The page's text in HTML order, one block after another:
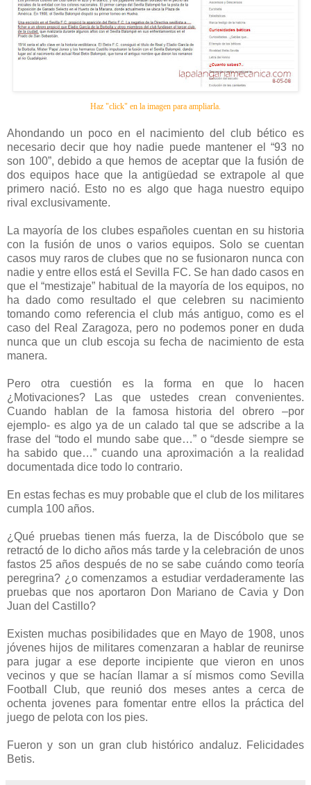
Haz "click" en la imagen para ampliarla.
Ahondando un poco en el nacimiento del club bético es
necesario decir que hoy nadie puede mantener el “93 no
son 100”, debido a que hemos de aceptar que la fusión de
dos equipos hace que la antigüedad se extrapole al que
primero nació. Esto no es algo que haga nuestro equipo
rival exclusivamente.
La mayoría de los clubes españoles cuentan en su historia
con la fusión de unos o varios equipos. Solo se cuentan
casos muy raros de clubes que no se fusionaron nunca con
nadie y entre ellos está el Sevilla FC. Se han dado casos en
que el “mestizaje” habitual de la mayoría de los equipos, no
ha dado como resultado el que celebren su nacimiento
tomando como referencia el club más antiguo, como es el
caso del Real Zaragoza, pero no podemos poner en duda
nunca que un club escoja su fecha de nacimiento de esta
manera.
Pero otra cuestión es la forma en que lo hacen
¿Motivaciones? Las que ustedes crean convenientes.
Cuando hablan de la famosa historia del obrero –por
ejemplo- es algo ya de un calado tal que se adscribe a la
frase del “todo el mundo sabe que…” o “desde siempre se
ha sabido que…” cuando una aproximación a la realidad
documentada dice todo lo contrario.
En estas fechas es muy probable que el club de los militares
cumpla 100 años.
¿Qué pruebas tienen más fuerza, la de Discóbolo que se
retractó de lo dicho años más tarde y la celebración de unos
fastos 25 años después de no se sabe cuándo como teoría
peregrina? ¿o comenzamos a estudiar verdaderamente las
pruebas que nos aportaron Don Mariano de Cavia y Don
Juan del Castillo?
Existen muchas posibilidades que en Mayo de 1908, unos
jóvenes hijos de militares comenzaran a hablar de reunirse
para jugar a ese deporte incipiente que vieron en unos
vecinos y que se hacían llamar a sí mismos como Sevilla
Football Club, que reunió dos meses antes a cerca de
ochenta jovenes para fomentar entre ellos la práctica del
juego de pelota con los pies.
Fueron y son un gran club histórico andaluz. Felicidades
Betis.